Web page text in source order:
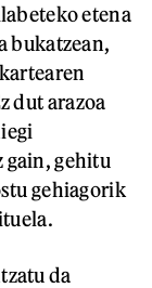
etena
bukatzean,
dut arazoa
gain, gehitu
gehiagorik
da